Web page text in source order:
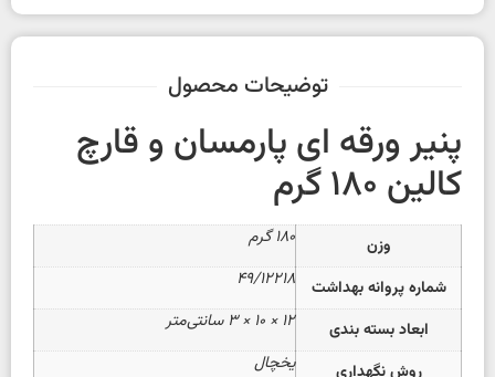
توضیحات محصول
پنیر ورقه ای پارمسان و قارچ
کالین ۱۸۰ گرم
وزن
۱۸۰ گرم
شماره پروانه بهداشت
۴۹/۱۲۲۱۸
ابعاد بسته بندی
12 × 10 × 3 سانتی‌متر
یخچال